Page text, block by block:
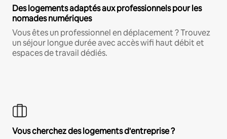
Des logements adaptés aux professionnels pour les
nomades numériques
Vous êtes un professionnel en déplacement ? Trouvez
un séjour longue durée avec accès wifi haut débit et
espaces de travail dédiés.
Vous cherchez des logements d'entreprise ?